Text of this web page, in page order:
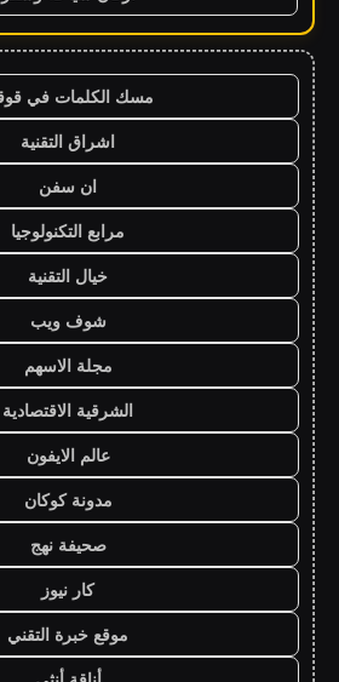
مسك الكلمات في
اشراق التقنية
ان سفن
مرابع التكنولوجيا
خيال التقنية
شوف ويب
مجلة الاسهم
الشرقية الاقتصادية
عالم الايفون
مدونة كوكان
صحيفة نهج
كار نيوز
موقع خبرة التقني